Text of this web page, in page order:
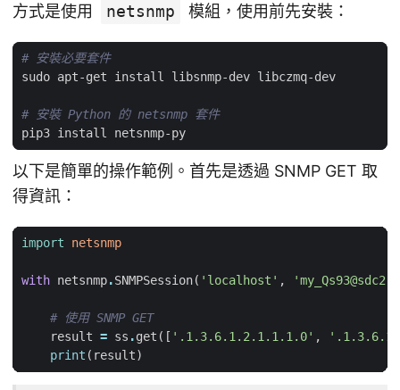
方式是使用
netsnmp 模組，使用前先安裝：
# 安裝必要套件
# 安裝 Python 的 netsnmp 套件
以下是簡單的操作範例。首先是透過 SNMP GET 取
得資訊：
import netsnmp
with netsnmp.SNMPSession( 'localhost' , 'my_Qs93@sdc2'
# 使用 SNMP GET
result = ss .get ([ '.1.3.6.1.2.1.1.1.0' ,
print ( result)